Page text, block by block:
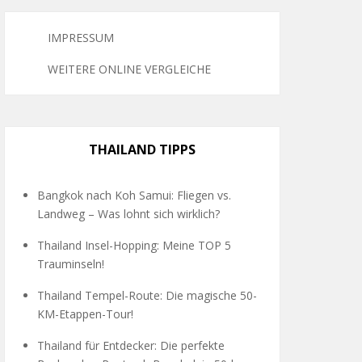
IMPRESSUM
WEITERE ONLINE VERGLEICHE
THAILAND TIPPS
Bangkok nach Koh Samui: Fliegen vs.
Landweg – Was lohnt sich wirklich?
Thailand Insel-Hopping: Meine TOP 5
Trauminseln!
Thailand Tempel-Route: Die magische 50-
KM-Etappen-Tour!
Thailand für Entdecker: Die perfekte